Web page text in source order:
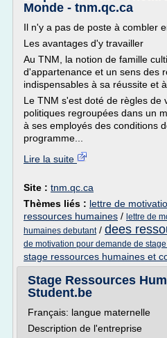
Monde - tnm.qc.ca
Il n'y a pas de poste à combler
Les avantages d'y travailler
Au TNM, la notion de famille
d'appartenance et un sens des
indispensables à sa réussite et
Le TNM s'est doté de règles de
politiques regroupées dans un
à ses employés des conditions
programme...
Lire la suite
Site : tnm.qc.ca
Thèmes liés : lettre de
ressources humaines / lettre de
humaines debutant/ dees
de motivation pour demande de stage
stage ressources humaines et
Stage Ressources
Student.be
Français: langue maternelle
Description de l'entreprise